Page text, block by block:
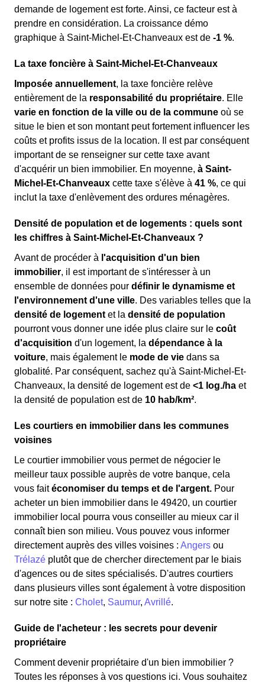
demande de logement est forte. Ainsi, ce facteur est à
prendre en considération. La croissance démo
graphique à Saint-Michel-Et-Chanveaux est de -1 %.
La taxe foncière à Saint-Michel-Et-Chanveaux
Imposée annuellement, la taxe foncière relève
entièrement de la responsabilité du propriétaire. Elle
varie en fonction de la ville ou de la commune où se
situe le bien et son montant peut fortement influencer les
coûts et profits issus de la location. Il est par conséquent
important de se renseigner sur cette taxe avant
d'acquérir un bien immobilier. En moyenne, à Saint-
Michel-Et-Chanveaux cette taxe s'élève à 41 %, ce qui
inclut la taxe d'enlèvement des ordures ménagères.
Densité de population et de logements : quels sont
les chiffres à Saint-Michel-Et-Chanveaux ?
Avant de procéder à l'acquisition d'un bien
immobilier, il est important de s'intéresser à un
ensemble de données pour définir le dynamisme et
l'environnement d'une ville. Des variables telles que la
densité de logement et la densité de population
pourront vous donner une idée plus claire sur le coût
d'acquisition d'un logement, la dépendance à la
voiture, mais également le mode de vie dans sa
globalité. Par conséquent, sachez qu'à Saint-Michel-Et-
Chanveaux, la densité de logement est de <1 log./ha et
la densité de population est de 10 hab/km².
Les courtiers en immobilier dans les communes
voisines
Le courtier immobilier vous permet de négocier le
meilleur taux possible auprès de votre banque, cela
vous faitéconomiser du temps et de l'argent. Pour
acheter un bien immobilier dans le 49420, un courtier
immobilier local pourra vous conseiller au mieux car il
connaît bien son milieu. Vous pouvez vous informer
directement auprès des villes voisines : Angers ou
Trélazé plutôt que de chercher directement par le biais
d'agences ou de sites spécialisés. D'autres courtiers
dans plusieurs villes sont également à votre disposition
sur notre site : Cholet, Saumur, Avrillé.
Guide de l'acheteur : les secrets pour devenir
propriétaire
Comment devenir propriétaire d'un bien immobilier ?
Toutes les réponses à vos questions ici. Vous souhaitez